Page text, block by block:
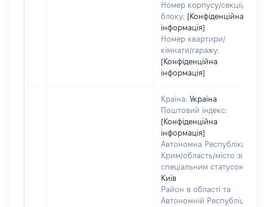
Номер корпусу/секції/
блоку: [Конфіденційна
інформація]
Номер квартири/
кімнати/гаражу:
[Конфіденційна
інформація]
Країна: Україна
Поштовий індекс:
[Конфіденційна
інформація]
Автономна Республіка
Крим/область/місто зі
спеціальним статусом:
Київ
Район в області та
Автономній Республіці